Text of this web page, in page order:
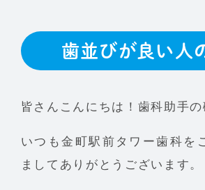
歯並びが良い人
皆さんこんにちは！歯科助手の
いつも金町駅前タワー歯科を
ましてありがとうございます。